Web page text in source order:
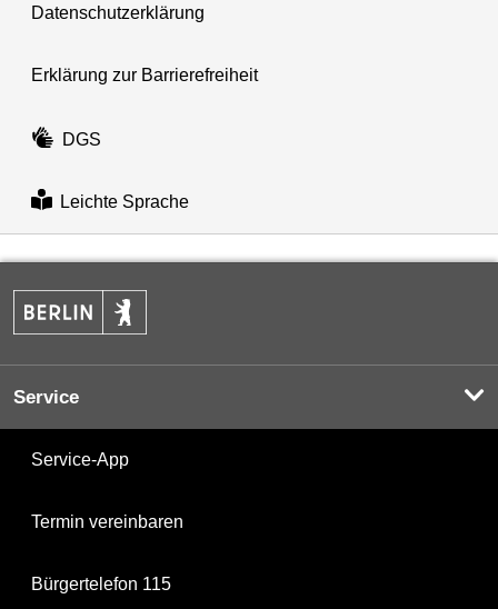
Datenschutzerklärung
Erklärung zur Barrierefreiheit
DGS
Leichte Sprache
Service
Service-App
Termin vereinbaren
Bürgertelefon 115